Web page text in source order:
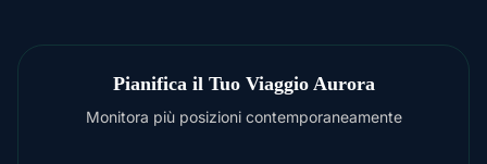
Pianifica il Tuo Viaggio Aurora
Monitora più posizioni contemporaneamente